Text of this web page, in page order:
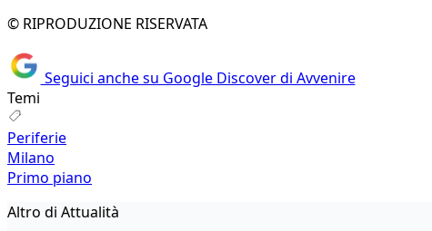
© RIPRODUZIONE RISERVATA
Seguici anche su Google Discover di Avvenire
Temi
Periferie
Milano
Primo piano
Altro di Attualità